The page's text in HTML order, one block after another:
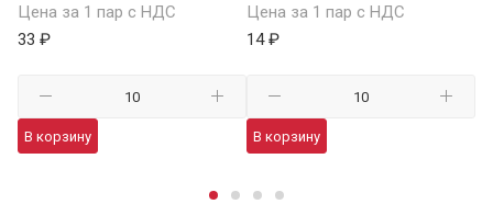
Цена за 1 пар с НДС
33 ₽
В корзину
Цена за 1 пар с НДС
14 ₽
В корзину